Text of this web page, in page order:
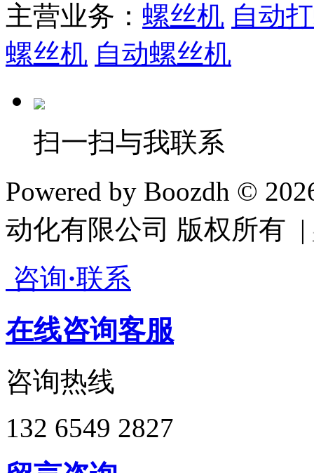
主营业务： 螺丝机 自动
螺丝机 自动螺丝机
扫一扫与我联系
Powered by Boozdh ©
动化有限公司 版权所有 |
咨询·联系
在线咨询客服
咨询热线
132 6549 2827